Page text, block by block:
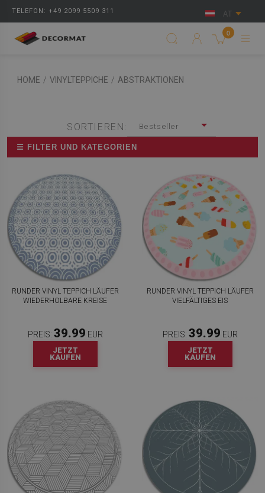
TELEFON: +49 2099 5509 311 AT
0
HOME / VINYLTEPPICHE / ABSTRAKTIONEN
SORTIEREN: Bestseller
☰ FILTER UND KATEGORIEN
RUNDER VINYL TEPPICH LÄUFER
WIEDERHOLBARE KREISE
PREIS: 39.99 EUR
JETZT
KAUFEN
RUNDER VINYL TEPPICH LÄUFER
VIELFÄLTIGES EIS
PREIS: 39.99 EUR
JETZT
KAUFEN